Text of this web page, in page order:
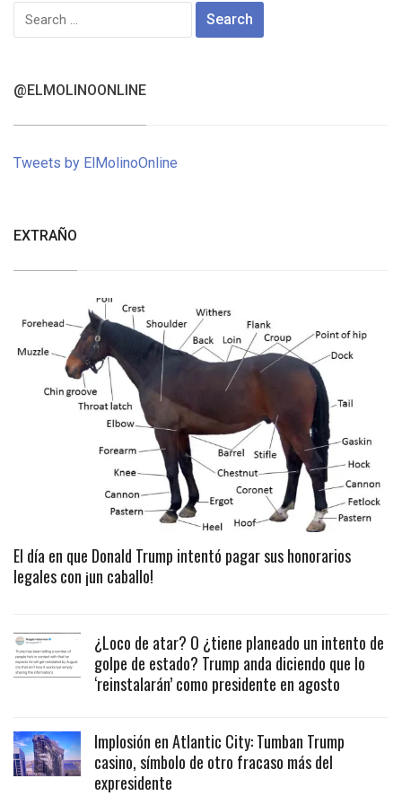
Search
for:
@ELMOLINOONLINE
Tweets by ElMolinoOnline
EXTRAÑO
El día en que Donald Trump intentó pagar sus honorarios
legales con ¡un caballo!
¿Loco de atar? O ¿tiene planeado un intento de
golpe de estado? Trump anda diciendo que lo
‘reinstalarán’ como presidente en agosto
Implosión en Atlantic City: Tumban Trump
casino, símbolo de otro fracaso más del
expresidente